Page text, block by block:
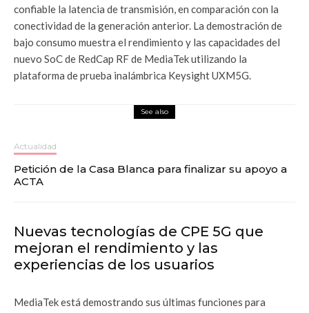
confiable la latencia de transmisión, en comparación con la
conectividad de la generación anterior. La demostración de
bajo consumo muestra el rendimiento y las capacidades del
nuevo SoC de RedCap RF de MediaTek utilizando la
plataforma de prueba inalámbrica Keysight UXM5G.
See also
Actualidad
Petición de la Casa Blanca para finalizar su apoyo a
ACTA
Nuevas tecnologías de CPE 5G que
mejoran el rendimiento y las
experiencias de los usuarios
MediaTek está demostrando sus últimas funciones para